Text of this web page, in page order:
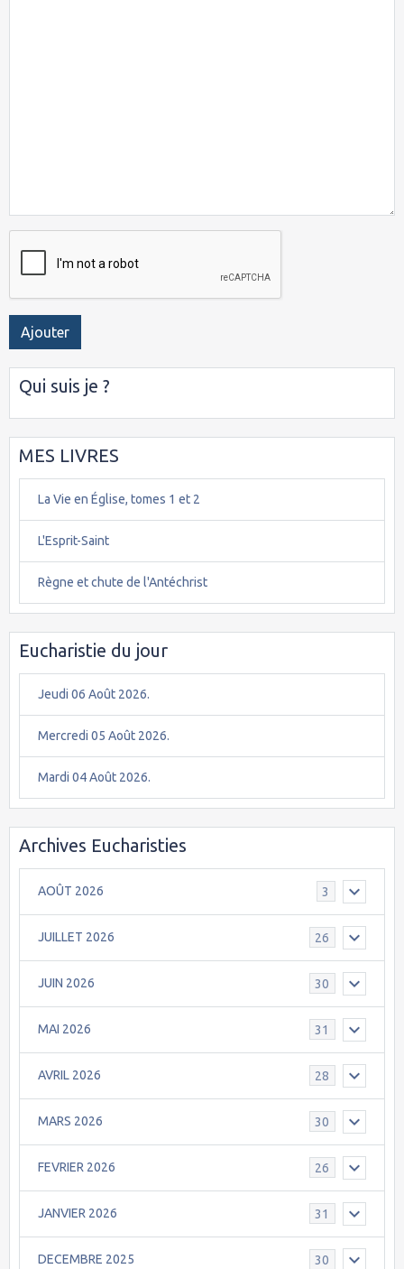
Ajouter
Qui suis je ?
MES LIVRES
La Vie en Église, tomes 1 et 2
L'Esprit-Saint
Règne et chute de l'Antéchrist
Eucharistie du jour
Jeudi 06 Août 2026.
Mercredi 05 Août 2026.
Mardi 04 Août 2026.
Archives Eucharisties
AOÛT 2026 3
JUILLET 2026 26
JUIN 2026 30
MAI 2026 31
AVRIL 2026 28
MARS 2026 30
FEVRIER 2026 26
JANVIER 2026 31
DECEMBRE 2025 30